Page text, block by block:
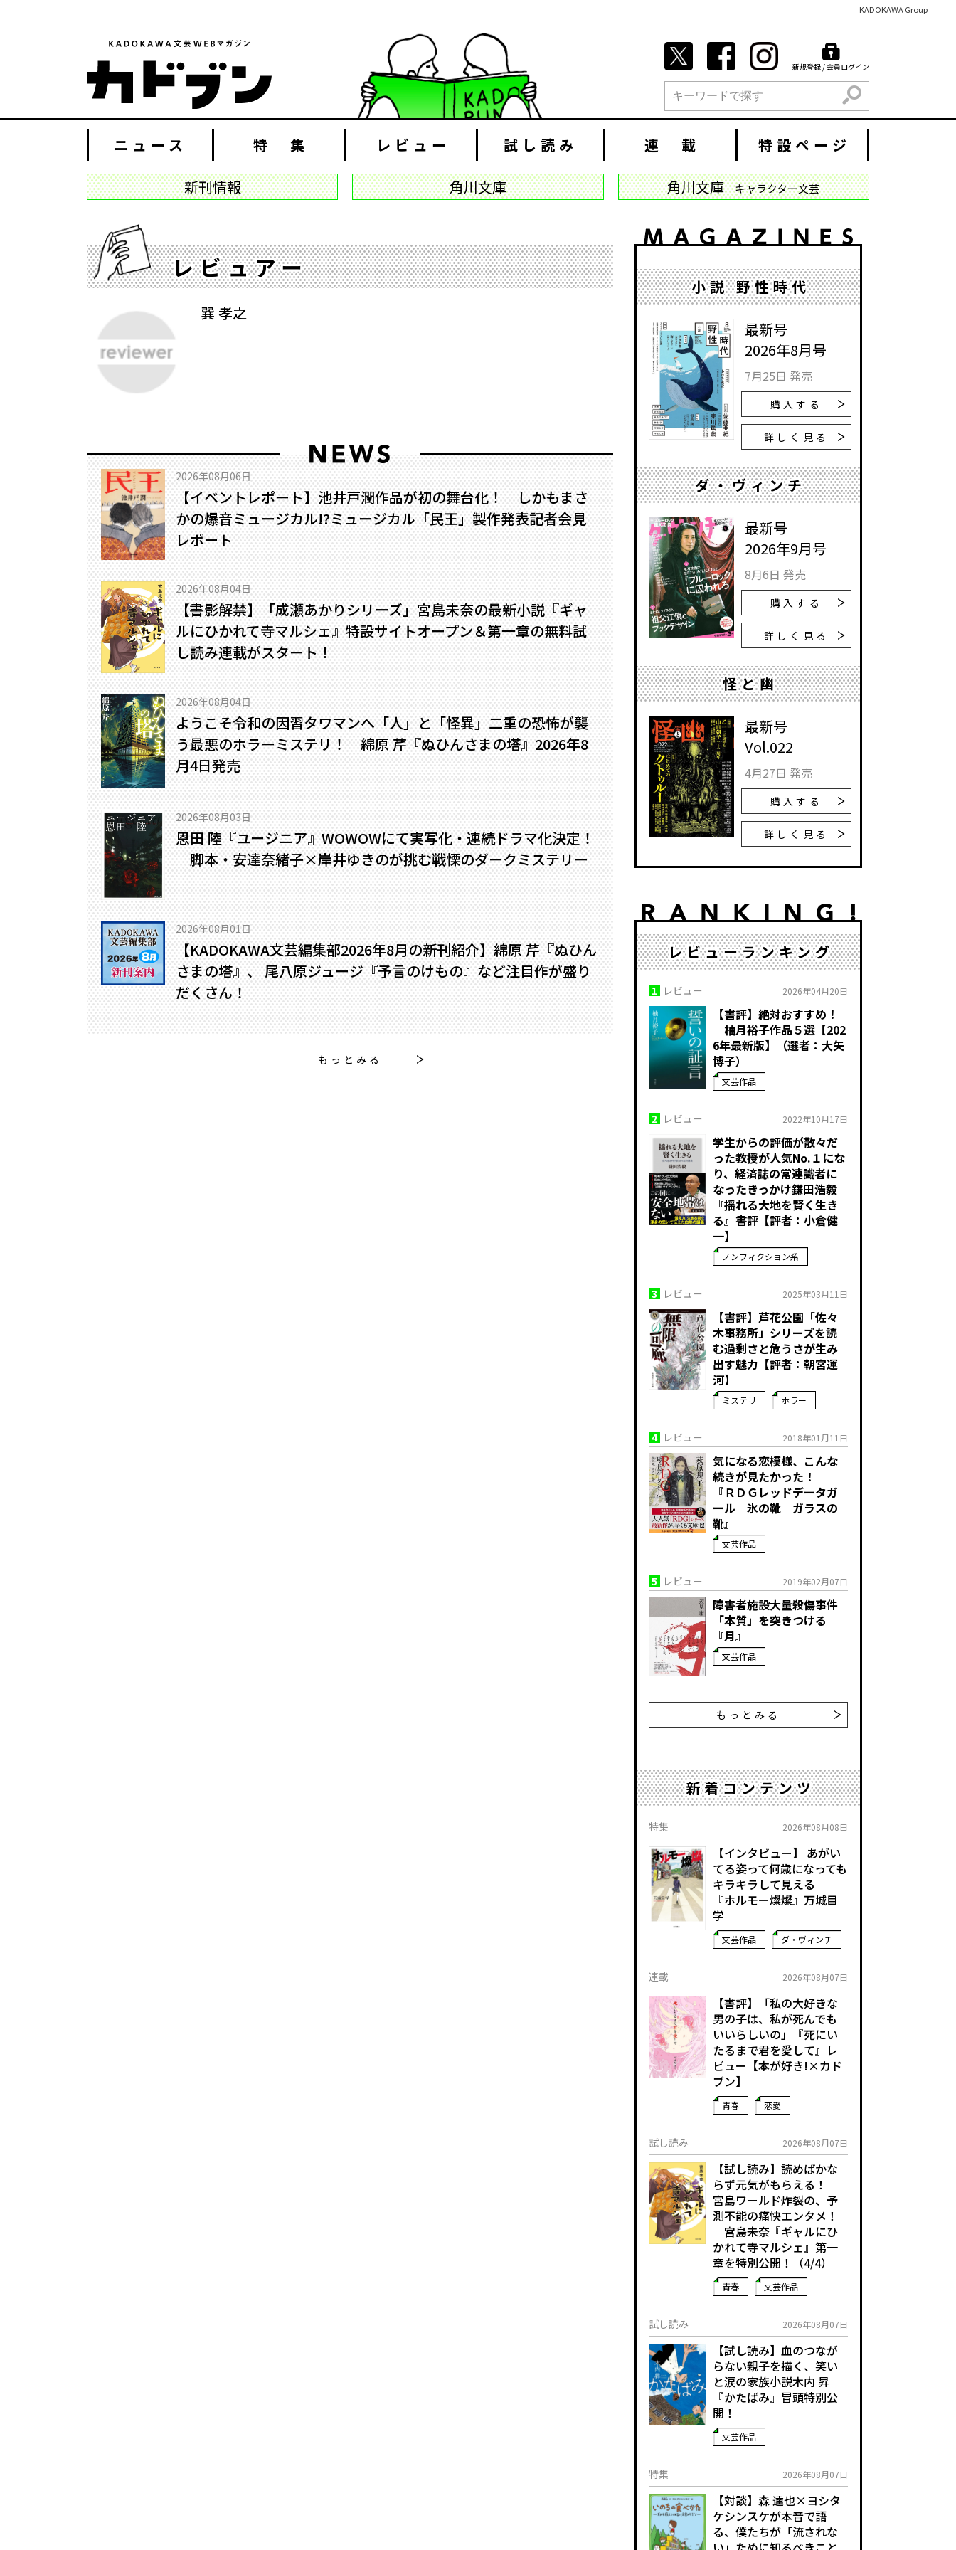
KADOKAWA Group
新規登録 / 会員ログイン
検索
ニュース 特 集 レビュー 試し読み 連 載 特設ページ
新刊情報 角川文庫 角川文庫 キャラクター文芸
レビュアー
巽 孝之
2026年08月06日
【イベントレポート】池井戸潤作品が初の舞台化！ しかもまさ
かの爆音ミュージカル!?――ミュージカル「民王」製作発表記者会見
レポート
2026年08月04日
【書影解禁】「成瀬あかりシリーズ」宮島未奈の最新小説『ギャ
ルにひかれて寺マルシェ』特設サイトオープン＆第一章の無料試
し読み連載がスタート！
2026年08月04日
ようこそ令和の因習タワマンへ――「人」と「怪異」二重の恐怖が襲
う最悪のホラーミステリ！ 綿原 芹『ぬひんさまの塔』2026年8
月4日発売
2026年08月03日
恩田 陸『ユージニア』WOWOWにて実写化・連続ドラマ化決定！
脚本・安達奈緒子×岸井ゆきのが挑む戦慄のダークミステリー
2026年08月01日
【KADOKAWA文芸編集部2026年8月の新刊紹介】綿原 芹『ぬひん
さまの塔』、 尾八原ジュージ『予言のけもの』など注目作が盛り
だくさん！
もっとみる
小説 野性時代
最新号
2026年8月号
7月25日 発売
購入する
詳しく見る
ダ・ヴィンチ
最新号
2026年9月号
8月6日 発売
購入する
詳しく見る
怪と幽
最新号
Vol.022
4月27日 発売
購入する
詳しく見る
レビューランキング
1 レビュー 2026年04月20日
【書評】絶対おすすめ！
柚月裕子作品５選【202
6年最新版】（選者：大矢
博子）
文芸作品
2 レビュー 2022年10月17日
学生からの評価が散々だ
った教授が人気No.１にな
り、経済誌の常連識者に
なったきっかけ――鎌田浩毅
『揺れる大地を賢く生き
る』書評【評者：小倉健
一】
ノンフィクション系
3 レビュー 2025年03月11日
【書評】芦花公園「佐々
木事務所」シリーズを読
む――過剰さと危うさが生み
出す魅力【評者：朝宮運
河】
ミステリ ホラー
4 レビュー 2018年01月11日
気になる恋模様、こんな
続きが見たかった！
『ＲＤＧレッドデータガ
ール 氷の靴 ガラスの
靴』
文芸作品
5 レビュー 2019年02月07日
障害者施設大量殺傷事件
「本質」を突きつける
『月』
文芸作品
もっとみる
新着コンテンツ
特集 2026年08月08日
【インタビュー】 あがい
てる姿って何歳になっても
キラキラして見える
『ホルモー燦燦』万城目
学
文芸作品 ダ・ヴィンチ
連載 2026年08月07日
【書評】「私の大好きな
男の子は、私が死んでも
いいらしいの」――『死にい
たるまで君を愛して』レ
ビュー【本が好き!×カド
ブン】
青春 恋愛
試し読み 2026年08月07日
【試し読み】読めばかな
らず元気がもらえる！
宮島ワールド炸裂の、予
測不能の痛快エンタメ！
宮島未奈『ギャルにひ
かれて寺マルシェ』第一
章を特別公開！（4/4）
青春 文芸作品
試し読み 2026年08月07日
【試し読み】血のつなが
らない親子を描く、笑い
と涙の家族小説――木内 昇
『かたばみ』冒頭特別公
開！
文芸作品
特集 2026年08月07日
【対談】森 達也×ヨシタ
ケシンスケが本音で語
る、僕たちが「流されな